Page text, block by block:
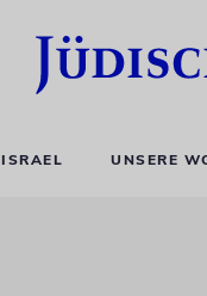
ISRAEL UNSERE